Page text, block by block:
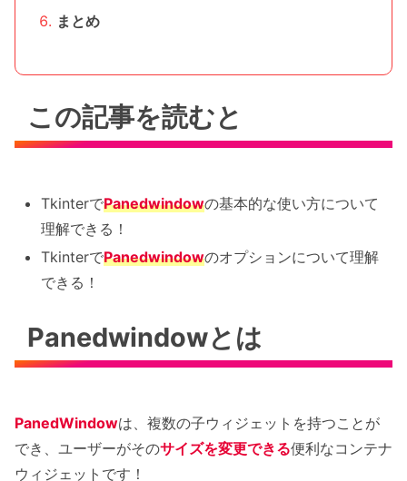
まとめ
この記事を読むと
TkinterでPanedwindowの基本的な使い方について
理解できる！
TkinterでPanedwindowのオプションについて理解
できる！
Panedwindowとは
PanedWindowは、複数の子ウィジェットを持つことが
でき、ユーザーがそのサイズを変更できる便利なコンテナ
ウィジェットです！